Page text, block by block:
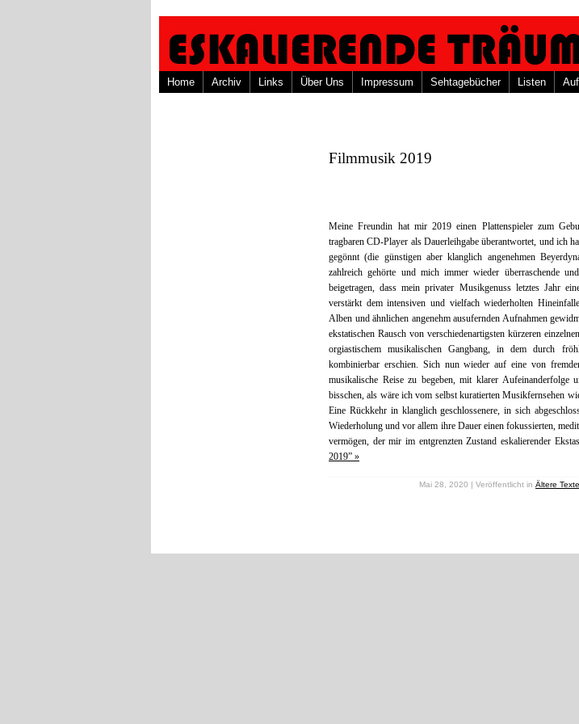
Home Archiv Links Über Uns Impressum Sehtagebücher Listen
Filmmusik 2019
Meine Freundin hat mir 2019 einen Plattenspieler zum
tragbaren CD-Player als Dauerleihgabe überantwortet, und ich
gegönnt (die günstigen aber klanglich angenehmen
zahlreich gehörte und mich immer wieder überraschende
beigetragen, dass mein privater Musikgenuss letztes Jahr
verstärkt dem intensiven und vielfach wiederholten
Alben und ähnlichen angenehm ausufernden Aufnahmen
ekstatischen Rausch von verschiedenartigsten kürzeren
orgiastischem musikalischen Gangbang, in dem durch
kombinierbar erschien. Sich nun wieder auf eine von
musikalische Reise zu begeben, mit klarer
bisschen, als wäre ich vom selbst kuratierten Musikfernsehen
Eine Rückkehr in klanglich geschlossenere, in sich
Wiederholung und vor allem ihre Dauer einen fokussierten,
vermögen, der mir im entgrenzten Zustand eskalierender
2019” »
Mai 28, 2020 | Veröffentlicht in Ältere Texte